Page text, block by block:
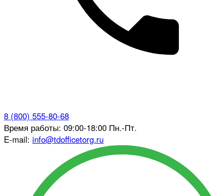
8 (800) 555-80-68
Время работы: 09:00-18:00 Пн.-Пт.
E-mail: info@tdofficetorg.ru